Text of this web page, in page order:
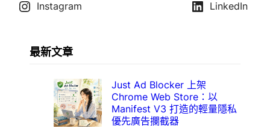
Instagram
LinkedIn
最新文章
Just Ad Blocker 上架
Chrome Web Store：以
Manifest V3 打造的輕量隱私
優先廣告攔截器